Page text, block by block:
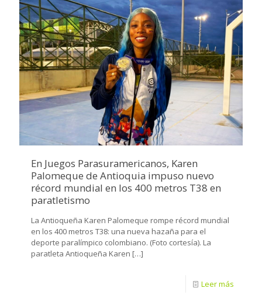
En Juegos Parasuramericanos, Karen
Palomeque de Antioquia impuso nuevo
récord mundial en los 400 metros T38 en
paratletismo
La Antioqueña Karen Palomeque rompe récord mundial
en los 400 metros T38: una nueva hazaña para el
deporte paralímpico colombiano. (Foto cortesía). La
paratleta Antioqueña Karen […]
Leer más